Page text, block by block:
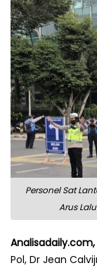
Personel Sat
Arus
Pol, Dr Jean